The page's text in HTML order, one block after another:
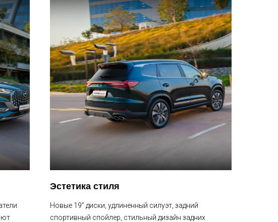
Эстетика стиля
Новые 19” диски, удлиненный силуэт, задний
спортивный спойлер, стильный дизайн задних